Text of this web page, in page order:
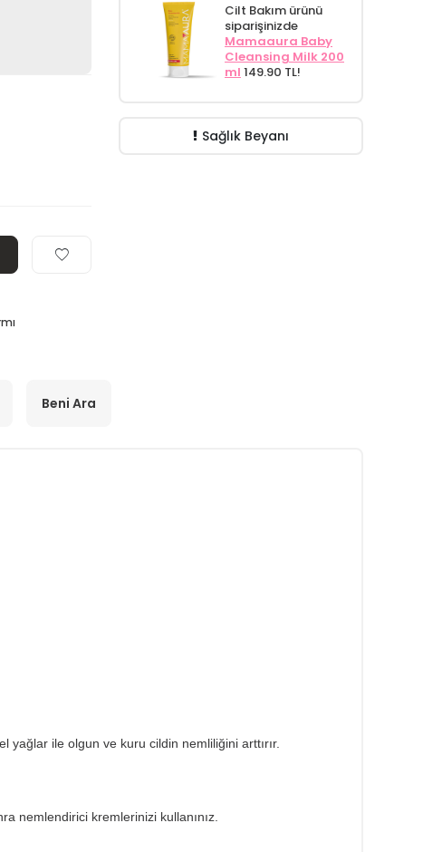
Cilt Bakım ürünü
siparişinizde
Mamaaura Baby
Cleansing Milk 200
ml 149.90 TL!
Sağlık Beyanı
Beni Ara
ile olgun ve kuru cildin nemliliğini arttırır.
nemlendirici kremlerinizi kullanınız.